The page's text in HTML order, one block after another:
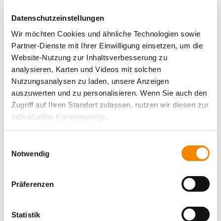
Datenschutzeinstellungen
Wir möchten Cookies und ähnliche Technologien sowie
Partner-Dienste mit Ihrer Einwilligung einsetzen, um die
Website-Nutzung zur Inhaltsverbesserung zu
analysieren, Karten und Videos mit solchen
Nutzungsanalysen zu laden, unsere Anzeigen
auszuwerten und zu personalisieren. Wenn Sie auch den
Zugriff auf Ihren Standort zulassen, nutzen wir diesen zur
individuellen Kartenanzeige.
unsere Partner Daten wie Ihre IP-Adresse und
verarbeiten diese zusammen mit Daten von anderen
Websites. Die Partner erkennen mitunter auch, wenn Sie
zum Website-Besuch verschiedene Geräte verwenden,
kann die Datenübertragung in Drittländer (insb. die USA)
Notwendig
Präferenzen
Statistik
IB: Der Ukraine helfen – aber andere Krisen
weltweit nicht vergessen!
Auch in Somalia, Äthiopien, Afghanistan, im Jemen und
weiteren Ländern leiden viele Menschen unter Krieg oder
Klimawandel